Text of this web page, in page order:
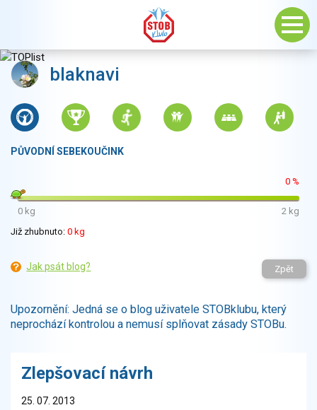
blaknavi
PŮVODNÍ SEBEKOUČINK
0 %
0 kg
2 kg
Již zhubnuto: 0 kg
Jak psát blog? Zpět
Upozornění: Jedná se o blog uživatele STOBklubu, který
neprochází kontrolou a nemusí splňovat zásady STOBu.
Zlepšovací návrh
25. 07. 2013